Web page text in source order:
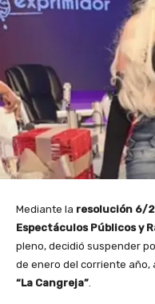
Mediante la resolución 6/
Espectáculos Públicos y
pleno, decidió suspender
de enero del corriente año,
“La Cangreja”.